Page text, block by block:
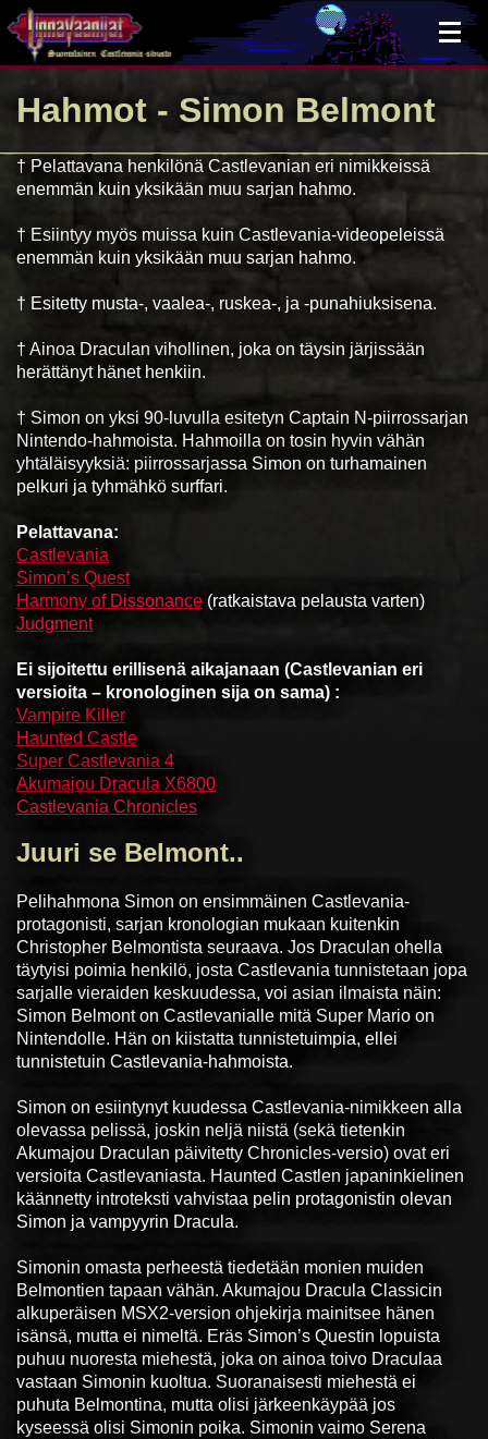
Hahmot - Simon Belmont
† Pelattavana henkilönä Castlevanian eri nimikkeissä
enemmän kuin yksikään muu sarjan hahmo.
† Esiintyy myös muissa kuin Castlevania-videopeleissä
enemmän kuin yksikään muu sarjan hahmo.
† Esitetty musta-, vaalea-, ruskea-, ja -punahiuksisena.
† Ainoa Draculan vihollinen, joka on täysin järjissään
herättänyt hänet henkiin.
† Simon on yksi 90-luvulla esitetyn Captain N-piirrossarjan
Nintendo-hahmoista. Hahmoilla on tosin hyvin vähän
yhtäläisyyksiä: piirrossarjassa Simon on turhamainen
pelkuri ja tyhmähkö surffari.
Pelattavana:
Castlevania
Simon’s Quest
Harmony of Dissonance (ratkaistava pelausta varten)
Judgment
Ei sijoitettu erillisenä aikajanaan (Castlevanian eri
versioita – kronologinen sija on sama) :
Vampire Killer
Haunted Castle
Super Castlevania 4
Akumajou Dracula X6800
Castlevania Chronicles
Juuri se Belmont..
Pelihahmona Simon on ensimmäinen Castlevania-
protagonisti, sarjan kronologian mukaan kuitenkin
Christopher Belmontista seuraava. Jos Draculan ohella
täytyisi poimia henkilö, josta Castlevania tunnistetaan jopa
sarjalle vieraiden keskuudessa, voi asian ilmaista näin:
Simon Belmont on Castlevanialle mitä Super Mario on
Nintendolle. Hän on kiistatta tunnistetuimpia, ellei
tunnistetuin Castlevania-hahmoista.
Simon on esiintynyt kuudessa Castlevania-nimikkeen alla
olevassa pelissä, joskin neljä niistä (sekä tietenkin
Akumajou Draculan päivitetty Chronicles-versio) ovat eri
versioita Castlevaniasta. Haunted Castlen japaninkielinen
käännetty introteksti vahvistaa pelin protagonistin olevan
Simon ja vampyyrin Dracula.
Simonin omasta perheestä tiedetään monien muiden
Belmontien tapaan vähän. Akumajou Dracula Classicin
alkuperäisen MSX2-version ohjekirja mainitsee hänen
isänsä, mutta ei nimeltä. Eräs Simon’s Questin lopuista
puhuu nuoresta miehestä, joka on ainoa toivo Draculaa
vastaan Simonin kuoltua. Suoranaisesti miehestä ei
puhuta Belmontina, mutta olisi järkeenkäypää jos
kyseessä olisi Simonin poika. Simonin vaimo Serena
×